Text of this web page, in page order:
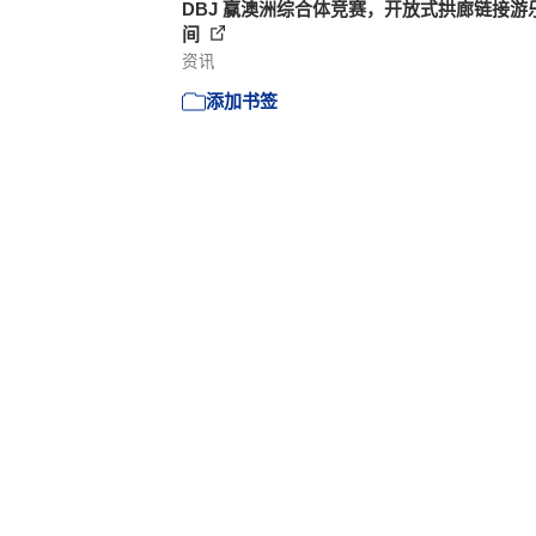
DBJ 赢澳洲综合体竞赛，开放式拱廊链接游
间
资讯
添加书签